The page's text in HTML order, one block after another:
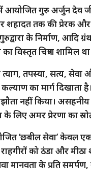
में आयोजित गुरु अर्जुन देव
तक की प्रेरक और
के निर्माण,
चित्रण शामिल
तपस्या, सत्य, सेवा
का मार्ग दिखाता
नहीं किया।
लिए अमर प्रेरणा का
‘छबील सेवा’ केवल
को ठंडा और मीठा
मानवता के प्रति